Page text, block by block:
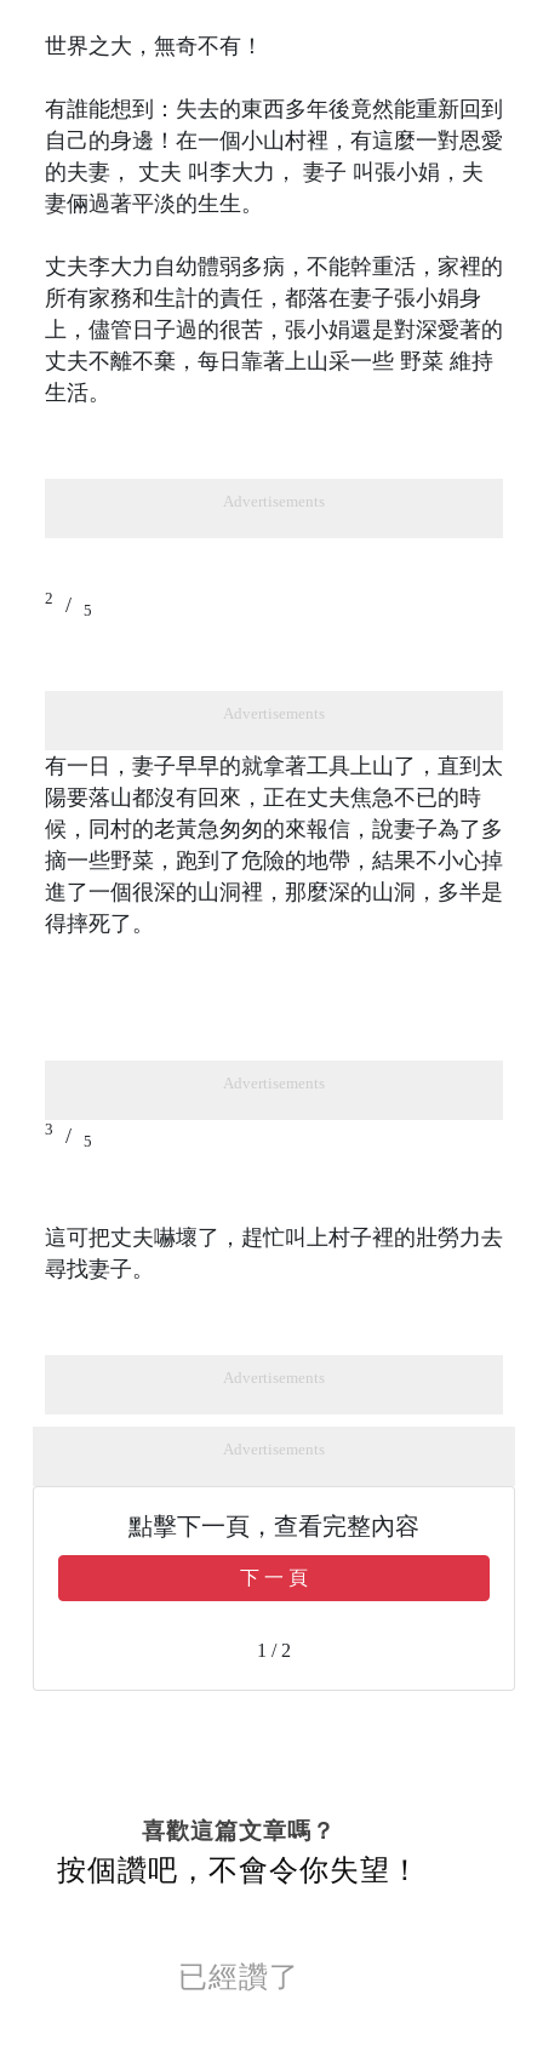
世界之大，無奇不有！
有誰能想到：失去的東西多年後竟然能重新回到
自己的身邊！在一個小山村裡，有這麼一對恩愛
的夫妻， 丈夫 叫李大力， 妻子 叫張小娟，夫
妻倆過著平淡的生生。
丈夫李大力自幼體弱多病，不能幹重活，家裡的
所有家務和生計的責任，都落在妻子張小娟身
上，儘管日子過的很苦，張小娟還是對深愛著的
丈夫不離不棄，每日靠著上山采一些 野菜 維持
生活。
Advertisements
2 / 5
Advertisements
有一日，妻子早早的就拿著工具上山了，直到太
陽要落山都沒有回來，正在丈夫焦急不已的時
候，同村的老黃急匆匆的來報信，說妻子為了多
摘一些野菜，跑到了危險的地帶，結果不小心掉
進了一個很深的山洞裡，那麼深的山洞，多半是
得摔死了。
Advertisements
3 / 5
這可把丈夫嚇壞了，趕忙叫上村子裡的壯勞力去
尋找妻子。
Advertisements
Advertisements
點擊下一頁，查看完整內容
下 一 頁
1 / 2
喜歡這篇文章嗎？
按個讚吧，不會令你失望！
已經讚了